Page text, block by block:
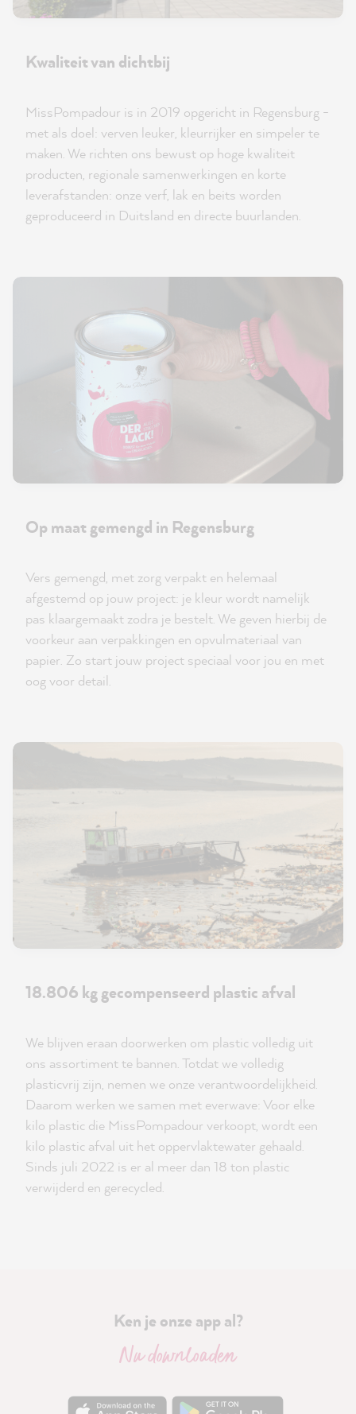
Kwaliteit van dichtbij
MissPompadour is in 2019 opgericht in Regensburg -
met als doel: verven leuker, kleurrijker en simpeler te
maken. We richten ons bewust op hoge kwaliteit
producten, regionale samenwerkingen en korte
leverafstanden: onze verf, lak en beits worden
geproduceerd in Duitsland en directe buurlanden.
Op maat gemengd in Regensburg
Vers gemengd, met zorg verpakt en helemaal
afgestemd op jouw project: je kleur wordt namelijk
pas klaargemaakt zodra je bestelt. We geven hierbij de
voorkeur aan verpakkingen en opvulmateriaal van
papier. Zo start jouw project speciaal voor jou en met
oog voor detail.
18.806 kg gecompenseerd plastic afval
We blijven eraan doorwerken om plastic volledig uit
ons assortiment te bannen. Totdat we volledig
plasticvrij zijn, nemen we onze verantwoordelijkheid.
Daarom werken we samen met everwave: Voor elke
kilo plastic die MissPompadour verkoopt, wordt een
kilo plastic afval uit het oppervlaktewater gehaald.
Sinds juli 2022 is er al meer dan 18 ton plastic
verwijderd en gerecycled.
Ken je onze app al?
Nu downloaden